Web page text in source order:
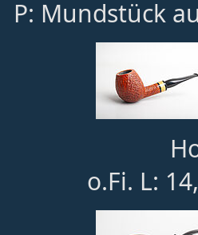
P: Mundstück
o.Fi. L: